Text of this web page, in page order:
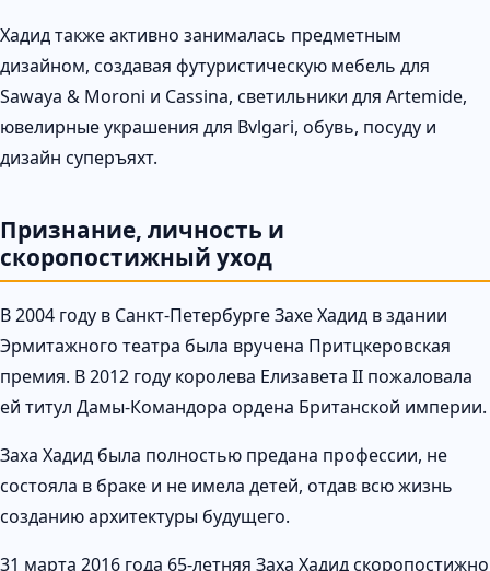
Хадид также активно занималась предметным
дизайном, создавая футуристическую мебель для
Sawaya & Moroni и Cassina, светильники для Artemide,
ювелирные украшения для Bvlgari, обувь, посуду и
дизайн суперъяхт.
Признание, личность и
скоропостижный уход
В 2004 году в Санкт-Петербурге Захе Хадид в здании
Эрмитажного театра была вручена Притцкеровская
премия. В 2012 году королева Елизавета II пожаловала
ей титул Дамы-Командора ордена Британской империи.
Заха Хадид была полностью предана профессии, не
состояла в браке и не имела детей, отдав всю жизнь
созданию архитектуры будущего.
31 марта 2016 года 65-летняя Заха Хадид скоропостижно